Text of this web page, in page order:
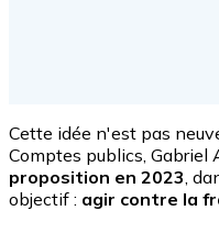
Cette idée n'est pas
Comptes publics, Gabriel
proposition en 2023 ,
objectif : agir contre la